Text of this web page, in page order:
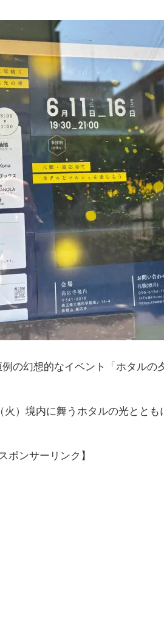
の幻想的なイベント「ホタルの
）境内に舞うホタルの光ととも
ポンサーリンク】